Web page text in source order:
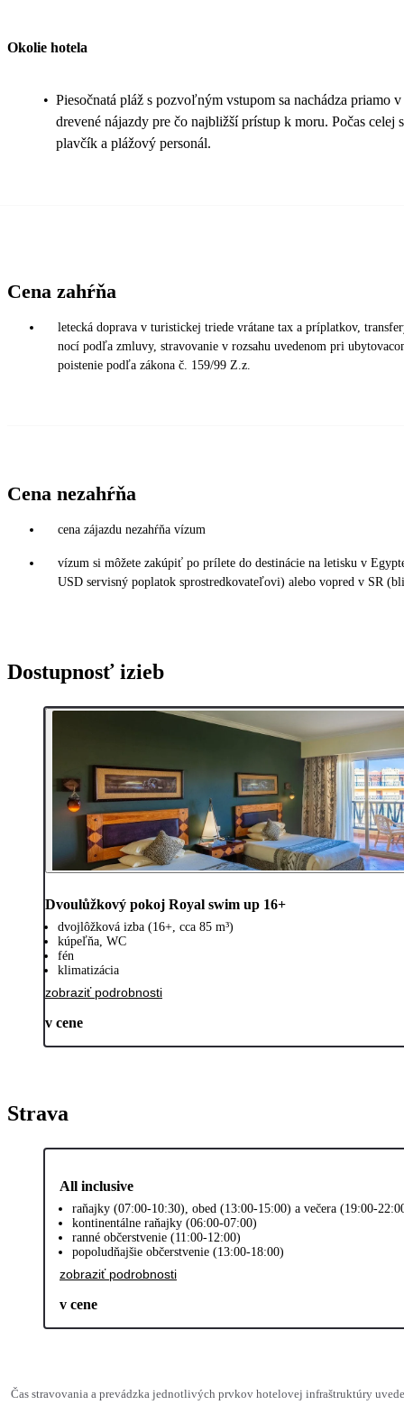
Okolie hotela
• Piesočnatá pláž s pozvoľným vstupom sa nachádza priamo
drevené nájazdy pre čo najbližší prístup k moru. Počas
plavčík a plážový personál.
Cena zahŕňa
letecká doprava v turistickej triede vrátane tax a príplatkov,
nocí podľa zmluvy, stravovanie v rozsahu uvedenom pri
poistenie podľa zákona č. 159/99 Z.z.
Cena nezahŕňa
cena zájazdu nezahŕňa vízum
vízum si môžete zakúpiť po prílete do destinácie na letisku v
USD servisný poplatok sprostredkovateľovi) alebo vopred v SR
Dostupnosť izieb
Dvoulůžkový pokoj Royal swim up 16+
dvojlôžková izba (16+, cca 85 m³)
kúpeľňa, WC
fén
klimatizácia
zobraziť podrobnosti
v cene
Strava
All inclusive
raňajky (07:00-10:30), obed (13:00-15:00) a večera (19:00-
kontinentálne raňajky (06:00-07:00)
ranné občerstvenie (11:00-12:00)
popoludňajšie občerstvenie (13:00-18:00)
zobraziť podrobnosti
v cene
Čas stravovania a prevádzka jednotlivých prvkov hotelovej infraštruktúry